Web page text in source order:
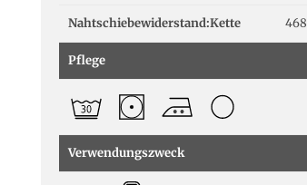
Nahtschiebewiderstand:Kette
Pflege
Verwendungszweck